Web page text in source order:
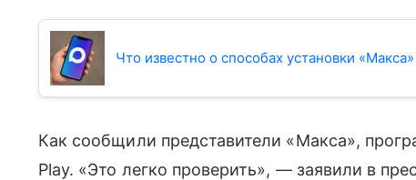
Что известно о способах установки
Как сообщили представители «Макса»,
Play. «Это легко проверить», — заявили в